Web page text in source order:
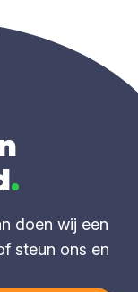
.
doen wij een
steun ons en